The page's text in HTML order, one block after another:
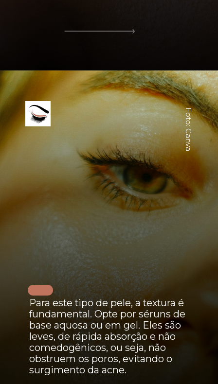
Para este tipo de pele, a textura é
fundamental. Opte por séruns de
base aquosa ou em gel. Eles são
leves, de rápida absorção e não
comedogênicos, ou seja, não
obstruem os poros, evitando o
surgimento da acne.
Foto: Canva